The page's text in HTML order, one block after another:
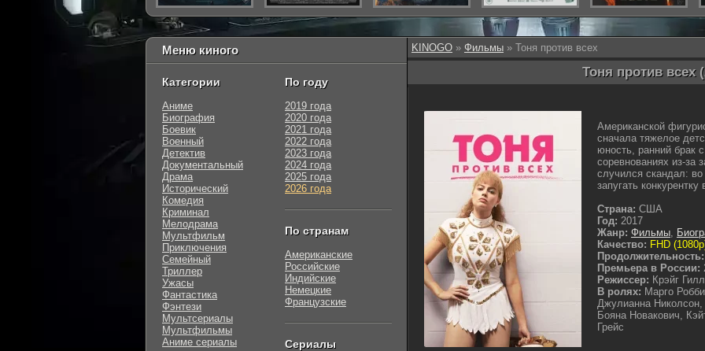
KINOGO » Фильмы » Тоня против всех
Тоня против всех
Американской
сначала тяжелое
юность, ранний брак
соревнованиях из-за
случился скандал:
запугать
Страна: США
Год: 2017
Жанр: Фильмы,
Качество: FHD
Продолжительность:
Премьера в России:
Режиссер: Крэйг
В ролях: Марго
Джулианна
Бояна Новакович,
Грейс
Меню киного
Категории
Аниме
Биография
Боевик
Военный
Детектив
Документальный
Драма
Исторический
Комедия
Криминал
Мелодрама
Мультфильм
Приключения
Семейный
Триллер
Ужасы
Фантастика
Фэнтези
Мультсериалы
Мультфильмы
Аниме сериалы
По году
2019 года
2020 года
2021 года
2022 года
2023 года
2024 года
2025 года
2026 года
По странам
Американские
Российские
Индийские
Немецкие
Французские
Сериалы